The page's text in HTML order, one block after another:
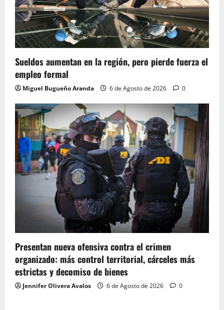
Sueldos aumentan en la región, pero pierde fuerza el
empleo formal
Miguel Bugueño Aranda 6 de Agosto de 2026 0
Presentan nueva ofensiva contra el crimen
organizado: más control territorial, cárceles más
estrictas y decomiso de bienes
Jennifer Olivera Avalos 6 de Agosto de 2026 0